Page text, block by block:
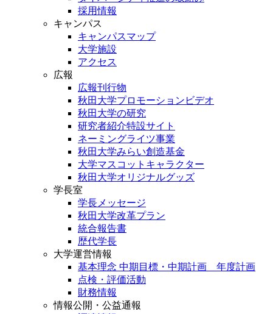
採用情報
キャンパス
キャンパスマップ
大学施設
アクセス
広報
広報刊行物
秋田大学プロモーションビデオ
秋田大学の研究
研究者紹介特設サイト
ネーミングライツ事業
秋田大学みらい創造基金
大学マスコットキャラクター
秋田大学オリジナルグッズ
学長室
学長メッセージ
秋田大学改革プラン
統合報告書
歴代学長
大学運営情報
基本理念 中期目標・中期計画 年度計画
点検・評価活動
財務情報
情報公開・公益通報